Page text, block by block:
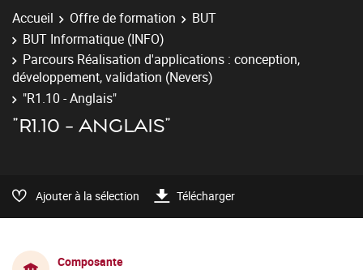
Accueil Offre de formation
BUT
BUT Informatique (INFO)
Parcours Réalisation d'applications : conception,
développement, validation (Nevers)
"R1.10 - Anglais"
"R1.10 - ANGLAIS"
Ajouter à la sélection Télécharger
Composante